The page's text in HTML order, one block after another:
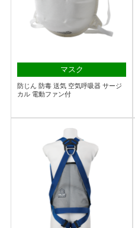
マスク
防じん 防毒 送気 空気呼吸器 サージ
カル 電動ファン付